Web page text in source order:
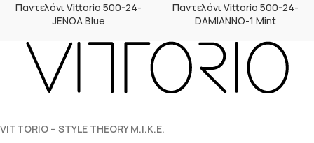
Παντελόνι Vittorio 500-24-
JENOA Blue
Παντελόνι Vittorio 500-24-
DAMIANNO-1 Mint
VITTORIO – STYLE THEORY M.I.K.E.